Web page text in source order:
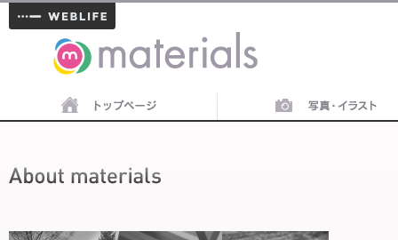
materials